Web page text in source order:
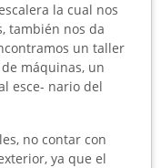
la cual nos
también nos da
un taller
máquinas, un
esce- nario del
no contar con
ya que el